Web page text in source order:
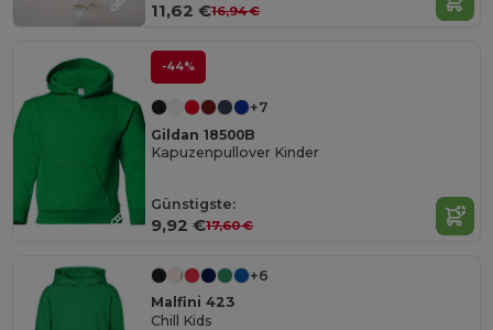
11,62 €16,94 €
-44%
+7
Gildan 18500B
Kapuzenpullover Kinder
Günstigste:
9,92 €17,60 €
+6
Malfini 423
Chill Kids